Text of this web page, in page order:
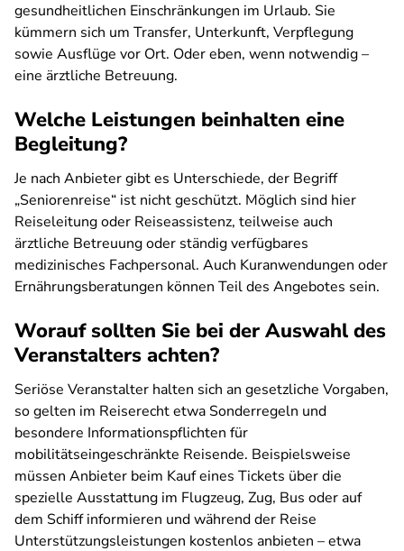
gesundheitlichen Einschränkungen im Urlaub. Sie
kümmern sich um Transfer, Unterkunft, Verpflegung
sowie Ausflüge vor Ort. Oder eben, wenn notwendig –
eine ärztliche Betreuung.
Welche Leistungen beinhalten eine
Begleitung?
Je nach Anbieter gibt es Unterschiede, der Begriff
„Seniorenreise“ ist nicht geschützt. Möglich sind hier
Reiseleitung oder Reiseassistenz, teilweise auch
ärztliche Betreuung oder ständig verfügbares
medizinisches Fachpersonal. Auch Kuranwendungen oder
Ernährungsberatungen können Teil des Angebotes sein.
Worauf sollten Sie bei der Auswahl des
Veranstalters achten?
Seriöse Veranstalter halten sich an gesetzliche Vorgaben,
so gelten im Reiserecht etwa Sonderregeln und
besondere Informationspflichten für
mobilitätseingeschränkte Reisende. Beispielsweise
müssen Anbieter beim Kauf eines Tickets über die
spezielle Ausstattung im Flugzeug, Zug, Bus oder auf
dem Schiff informieren und während der Reise
Unterstützungsleistungen kostenlos anbieten – etwa